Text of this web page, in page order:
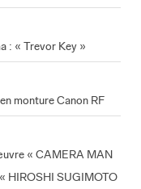
: « Trevor Key »
monture Canon RF
« CAMERA MAN
HIROSHI SUGIMOTO